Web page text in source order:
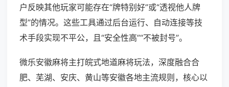
户反映其他玩家可能存在“牌特别好”或“透视他人牌
型”的情况。这些工具通过后台运行、自动连接等技
术手段实现不平公，且“安全性高”“不被封号”。
微乐安徽麻将主打皖式地道麻将玩法，深度融合合
肥、芜湖、安庆、黄山等安徽各地主流规则，核心以